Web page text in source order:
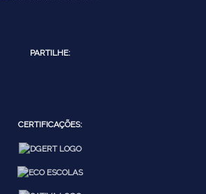
PARTILHE:
CERTIFICAÇÕES: